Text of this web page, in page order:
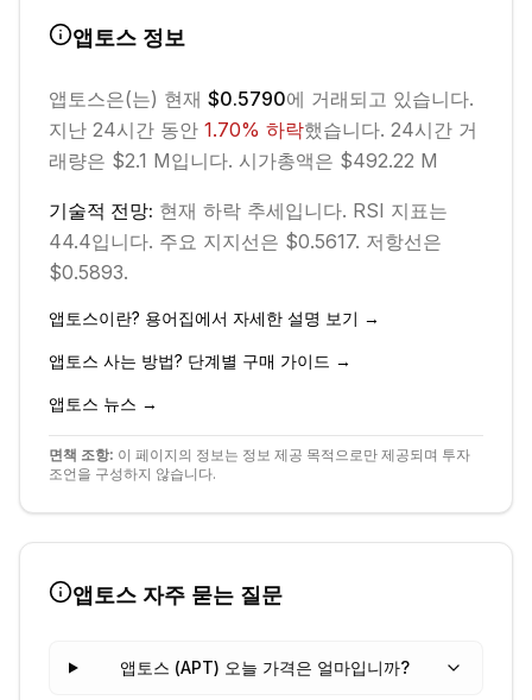
앱토스 정보
앱토스은(는) 현재 $0.5790에 거래되고 있습니다.
지난 24시간 동안 1.70% 하락했습니다. 24시간 거
래량은 $2.1 M입니다. 시가총액은 $492.22 M
기술적 전망: 현재 하락 추세입니다. RSI 지표는
44.4입니다. 주요 지지선은 $0.5617. 저항선은
$0.5893.
앱토스이란? 용어집에서 자세한 설명 보기 →
앱토스 사는 방법? 단계별 구매 가이드 →
앱토스 뉴스 →
면책 조항: 이 페이지의 정보는 정보 제공 목적으로만 제공되며 투자
조언을 구성하지 않습니다.
앱토스 자주 묻는 질문
앱토스 (APT) 오늘 가격은 얼마입니까?